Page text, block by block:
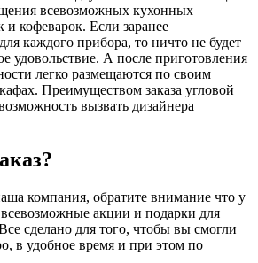
всевозможных кухонных
и кофеварок. Если заранее
каждого прибора, то ничто не будет
удовольствие. А после приготовления
легко размещаются по своим
Преимуществом заказа угловой
вызвать дизайнера
компания, обратите внимание что у
всевозможные акции и подарки для
сделано для того, чтобы вы смогли
в удобное время и при этом по